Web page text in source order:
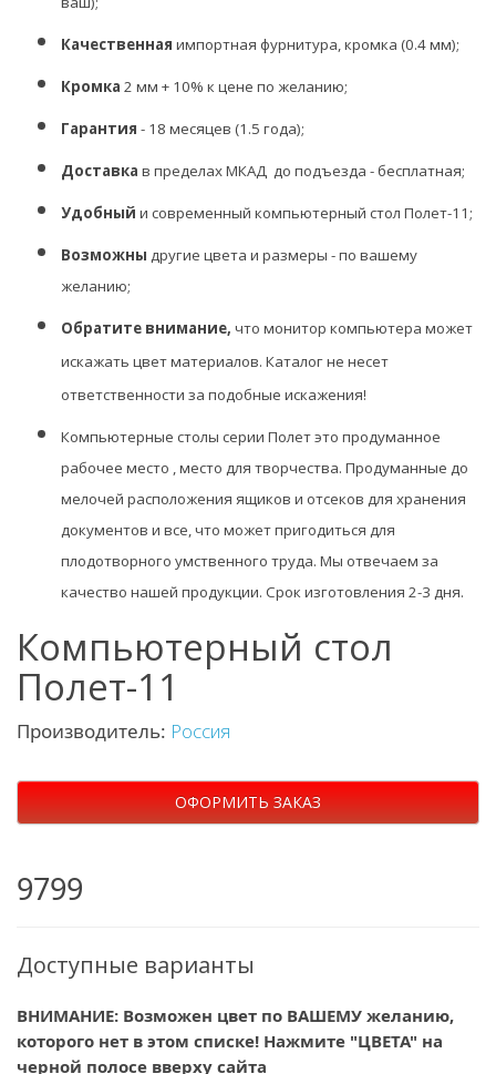
Качественная импортная фурнитура, кромка (0.4 мм);
Кромка 2 мм + 10% к цене по желанию;
Гарантия - 18 месяцев (1.5 года);
Доставка в пределах МКАД до подъезда - бесплатная;
Удобный и современный компьютерный стол Полет-11 ;
Возможны другие цвета и размеры - по вашему
желанию;
Обратите внимание, что монитор компьютера может
искажать цвет материалов. Каталог не несет
ответственности за подобные искажения!
Компьютерные столы серии Полет это продуманное
рабочее место , место для творчества. Продуманные до
мелочей расположения ящиков и отсеков для хранения
документов и все, что может пригодиться для
плодотворного умственного труда. Мы отвечаем за
качество нашей продукции. Срок изготовления 2-3 дня.
Компьютерный стол
Полет-11
Производитель: Россия
ОФОРМИТЬ ЗАКАЗ
9799
Доступные варианты
ВНИМАНИЕ: Возможен цвет по ВАШЕМУ желанию,
которого нет в этом списке! Нажмите "ЦВЕТА" на
черной полосе вверху сайта